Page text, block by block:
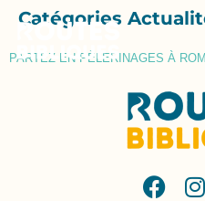
Catégories
PARTEZ EN PÈLERINAGES À